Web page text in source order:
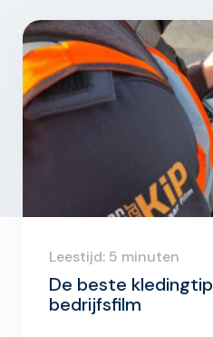
Leestijd: 5 minuten
De beste
bedrijfsfilm